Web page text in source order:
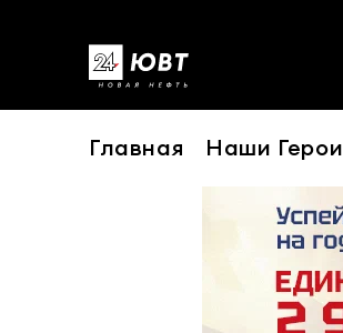
Главная Наши Герои